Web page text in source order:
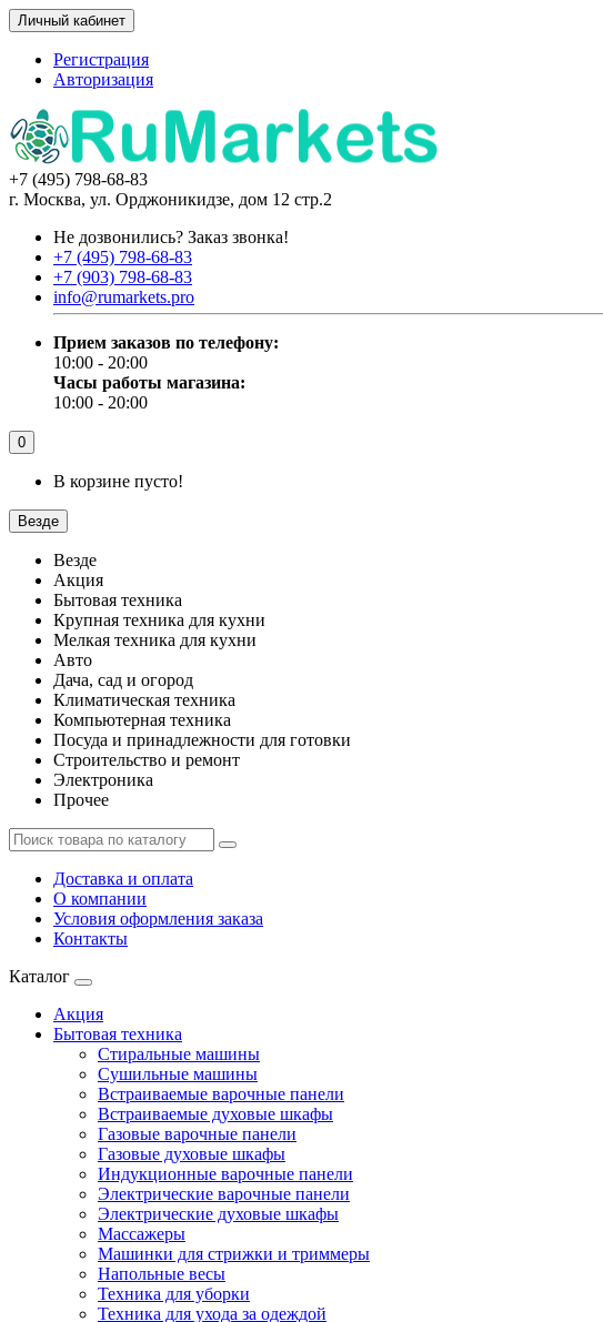
Личный кабинет
Регистрация
Авторизация
+7 (495) 798-68-83
г. Москва, ул. Орджоникидзе, дом 12 стр.2
Не дозвонились? Заказ звонка!
+7 (495) 798-68-83
+7 (903) 798-68-83
info@rumarkets.pro
Прием заказов по телефону:
10:00 - 20:00
Часы работы магазина:
10:00 - 20:00
0
В корзине пусто!
Везде
Везде
Акция
Бытовая техника
Крупная техника для кухни
Мелкая техника для кухни
Авто
Дача, сад и огород
Климатическая техника
Компьютерная техника
Посуда и принадлежности для готовки
Строительство и ремонт
Электроника
Прочее
Доставка и оплата
О компании
Условия оформления заказа
Контакты
Каталог
Акция
Бытовая техника
Стиральные машины
Сушильные машины
Встраиваемые варочные панели
Встраиваемые духовые шкафы
Газовые варочные панели
Газовые духовые шкафы
Индукционные варочные панели
Электрические варочные панели
Электрические духовые шкафы
Массажеры
Машинки для стрижки и триммеры
Напольные весы
Техника для уборки
Техника для ухода за одеждой